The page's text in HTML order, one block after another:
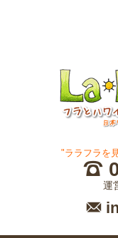
"ララフラを
運